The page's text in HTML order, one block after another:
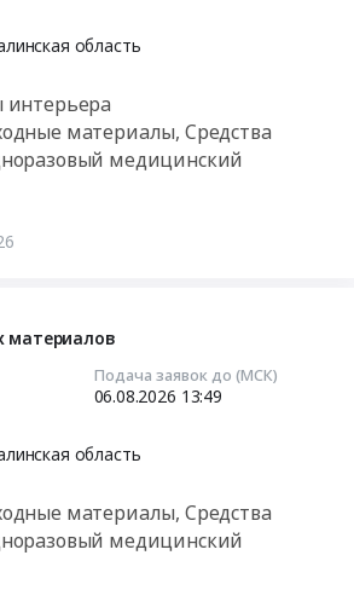
область
материалы, Средства
медицинский
материалов
Подача заявок до (МСК)
06.08.2026 13:49
область
материалы, Средства
медицинский